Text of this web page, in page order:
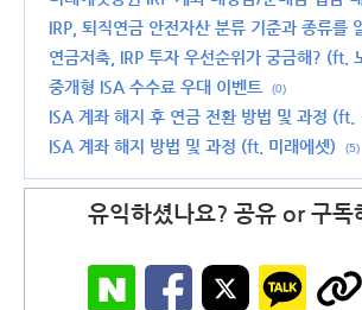
확인 방법
(0)
IRP, 퇴직연금 안전자산 분류 기준과 종류를
보자
(2)
연금저축, IRP 투자 우선순위가 궁금해? (ft.
준비)
(0)
중개형 ISA 수수료 우대 이벤트 (0)
ISA 계좌 해지 후 연금 전환 방법 및 과정 (ft.
금저축, IRP)
(12)
ISA 계좌 해지 방법 및 과정 (ft. 미래에셋) (5)
유익하셨나요? 공유 or 구독